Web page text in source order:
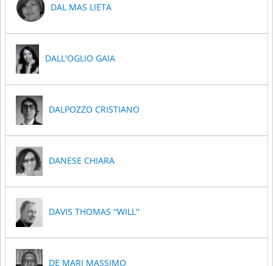
DAL MAS LIETA
DALL'OGLIO GAIA
DALPOZZO CRISTIANO
DANESE CHIARA
DAVIS THOMAS ''WILL''
DE MARI MASSIMO